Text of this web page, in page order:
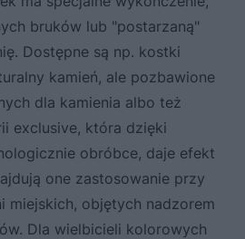
bruków lub "postarzaną"
Dostępne są np. kostki
kamień, ale pozbawione
dla kamienia albo też
exclusive, która dzięki
obróbce, daje efekt
one zastosowanie przy
miejskich, objętych nadzorem
Dla wielbicieli kolorowych